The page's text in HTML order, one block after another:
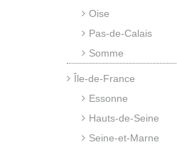
Oise
Pas-de-Calais
Somme
Île-de-France
Essonne
Hauts-de-Seine
Seine-et-Marne